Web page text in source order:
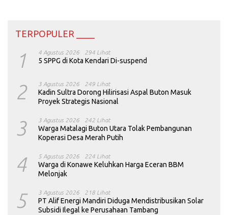
TERPOPULER ____
1 4 Agustus 2026 294 Lihat
5 SPPG di Kota Kendari Di-suspend
2 3 Agustus 2026 249 Lihat
Kadin Sultra Dorong Hilirisasi Aspal Buton Masuk
Proyek Strategis Nasional
3 3 Agustus 2026 242 Lihat
Warga Matalagi Buton Utara Tolak Pembangunan
Koperasi Desa Merah Putih
4 5 Agustus 2026 224 Lihat
Warga di Konawe Keluhkan Harga Eceran BBM
Melonjak
5 3 Agustus 2026 218 Lihat
PT Alif Energi Mandiri Diduga Mendistribusikan Solar
Subsidi Ilegal ke Perusahaan Tambang